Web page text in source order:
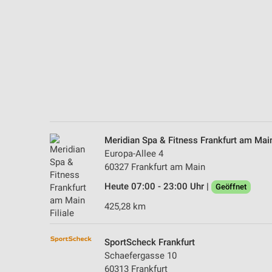
Meridian Spa & Fitness Frankfurt am
Europa-Allee 4
60327 Frankfurt am Main
Heute 07:00 - 23:00 Uhr |
Geöffnet
425,28 km
SportScheck Frankfurt
Schaefergasse 10
60313 Frankfurt
Verwendung genauer Standortdaten
Geräte anhand von aktiv angeforderten Informationen
Nicht-IAB-Verarbeitungszwecke:
Funktional